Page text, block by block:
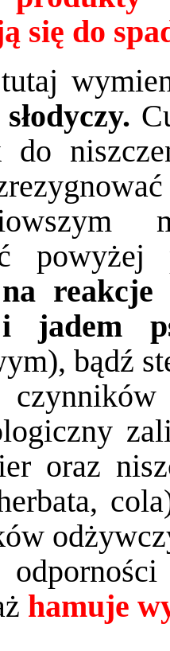
się do
do
reakcje
jadem
bądź
oraz
hamuje